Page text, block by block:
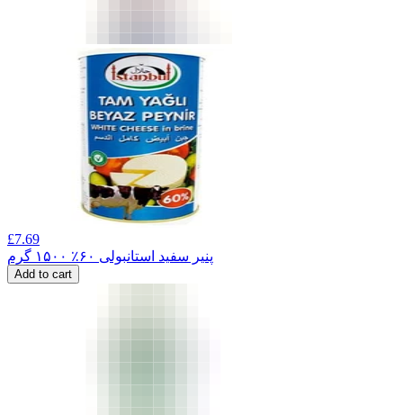
£7.69
پنیر سفید استانبولی ۶۰٪ ۱۵۰۰ گرم
Add to cart